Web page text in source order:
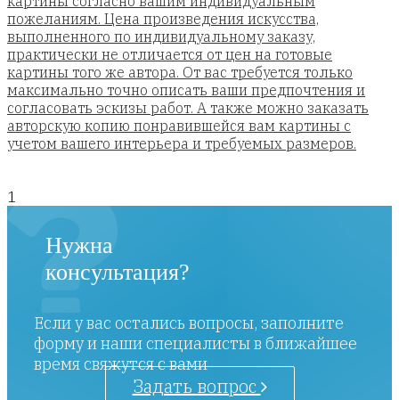
пожеланиям. Цена произведения искусства,
выполненного по индивидуальному заказу,
практически не отличается от цен на готовые
картины того же автора. От вас требуется только
максимально точно описать ваши предпочтения и
согласовать эскизы работ. А также можно заказать
авторскую копию понравившейся вам картины с
учетом вашего интерьера и требуемых размеров.
1
Нужна
консультация?
Если у вас остались вопросы, заполните
форму и наши специалисты в ближайшее
время свяжутся с вами
Задать вопрос